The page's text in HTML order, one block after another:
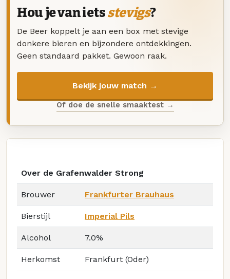
Hou je van ietsstevigs?
De Beer koppelt je aan een box met stevige
donkere bieren en bijzondere ontdekkingen.
Geen standaard pakket. Gewoon raak.
Bekijk jouw match →
Of doe de snelle smaaktest →
Over de Grafenwalder Strong
Brouwer Frankfurter Brauhaus
Bierstijl Imperial Pils
Alcohol 7.0%
Herkomst Frankfurt (Oder)